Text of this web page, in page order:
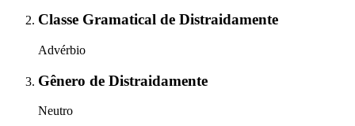
Classe Gramatical de Distraidamente
Advérbio
Gênero de Distraidamente
Neutro